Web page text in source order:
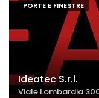
PORTE E FINESTRE
Ideatec S.r.l.
Viale Lombardia